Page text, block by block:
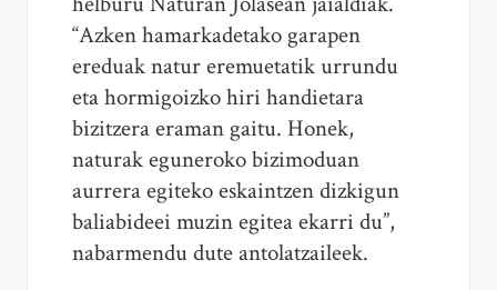
“Azken hamarkadetako garapen
ereduak natur eremuetatik urrundu
eta hormigoizko hiri handietara
bizitzera eraman gaitu. Honek,
naturak eguneroko bizimoduan
aurrera egiteko eskaintzen dizkigun
baliabideei muzin egitea ekarri du”,
nabarmendu dute antolatzaileek.